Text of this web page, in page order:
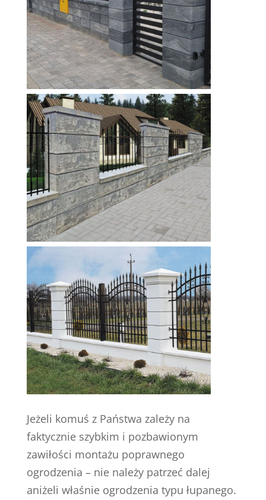
Jeżeli komuś z Państwa zależy na
faktycznie szybkim i pozbawionym
zawiłości montażu poprawnego
ogrodzenia – nie należy patrzeć dalej
aniżeli właśnie ogrodzenia typu łupanego.